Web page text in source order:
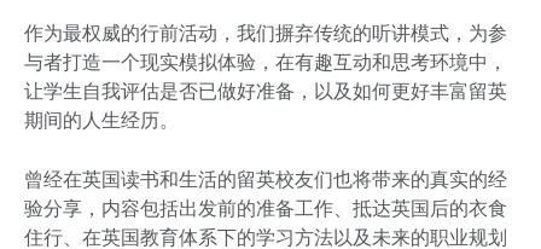
作为最权威的行前活动，我们摒弃传统的听讲模式，为参
与者打造一个现实模拟体验，在有趣互动和思考环境中，
让学生自我评估是否已做好准备，以及如何更好丰富留英
期间的人生经历。
曾经在英国读书和生活的留英校友们也将带来的真实的经
验分享，内容包括出发前的准备工作、抵达英国后的衣食
住行、在英国教育体系下的学习方法以及未来的职业规划